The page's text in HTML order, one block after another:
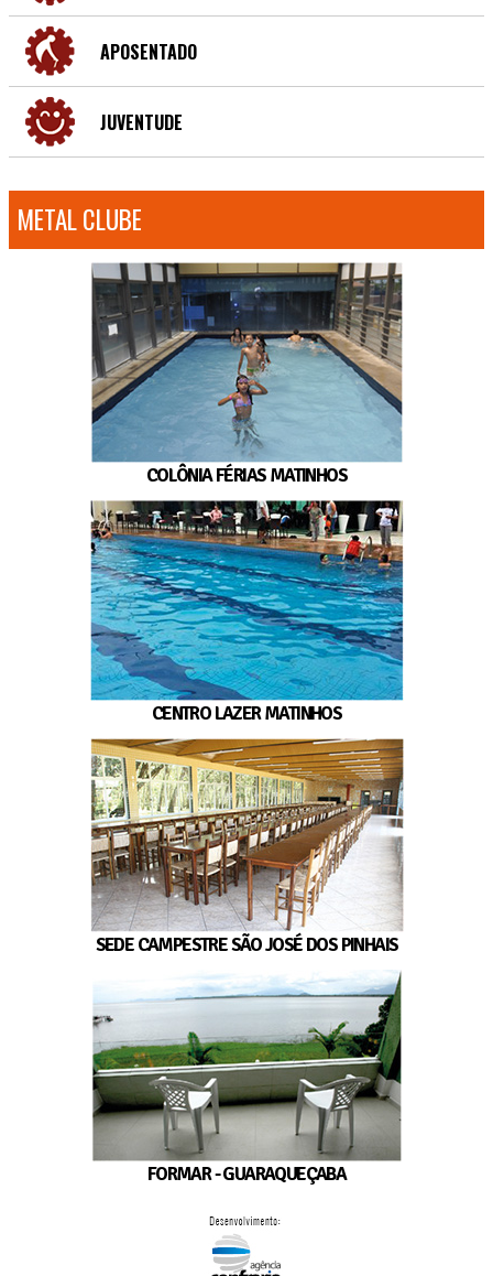
APOSENTADO
JUVENTUDE
METAL CLUBE
COLÔNIA FÉRIAS MATINHOS
CENTRO LAZER MATINHOS
SEDE CAMPESTRE SÃO JOSÉ DOS PINHAIS
FORMAR - GUARAQUEÇABA